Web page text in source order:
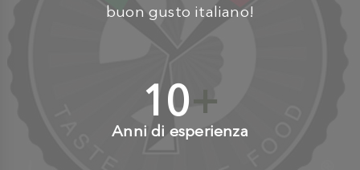
buon gusto italiano!
10+
Anni di esperienza